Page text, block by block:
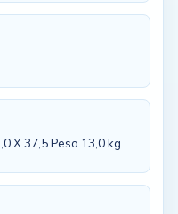
X 37,5 Peso 13,0 kg